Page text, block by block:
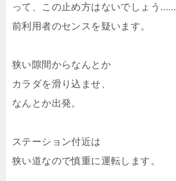
って、この止め方はないでしょう……
前利用者のセンスを疑います。
狭い隙間からなんとか
カラダを滑り込ませ、
なんとか出発。
ステーション付近は
狭い道なので慎重に運転します。